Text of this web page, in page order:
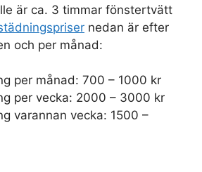
är ca. 3 timmar fönstertvätt
nedan är efter
och per månad:
per månad: 700 – 1000 kr
per vecka: 2000 – 3000 kr
varannan vecka: 1500 –